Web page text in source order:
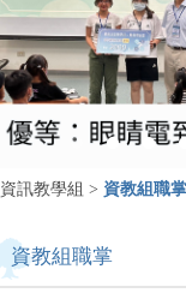
資訊教學組 > 資教組職掌
資教組職掌